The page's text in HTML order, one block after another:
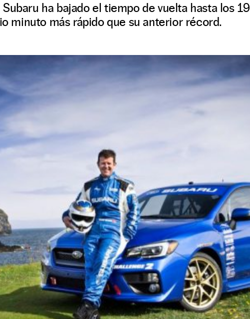
ha bajado el tiempo de vuelta hasta los 19
minuto más rápido que su anterior récord.